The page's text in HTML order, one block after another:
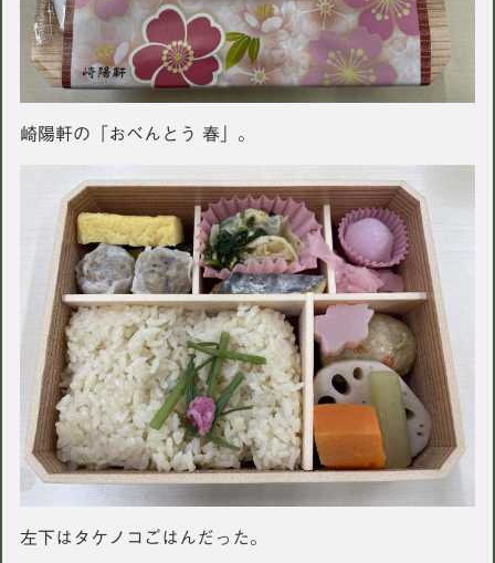
崎陽軒の「おべんとう 春」。
左下はタケノコごはんだった。